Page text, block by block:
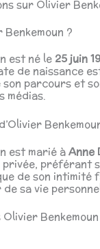
sur Olivier
?
est né le 25 juin
de naissance
parcours et
médias.
est marié àAnne
préférant
de son intimité
sa vie
Olivier